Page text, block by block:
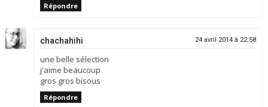
Répondre
chachahihi 24 avril 2014 à 22:58
une belle sélection
j'aime beaucoup
gros gros bisous
Répondre